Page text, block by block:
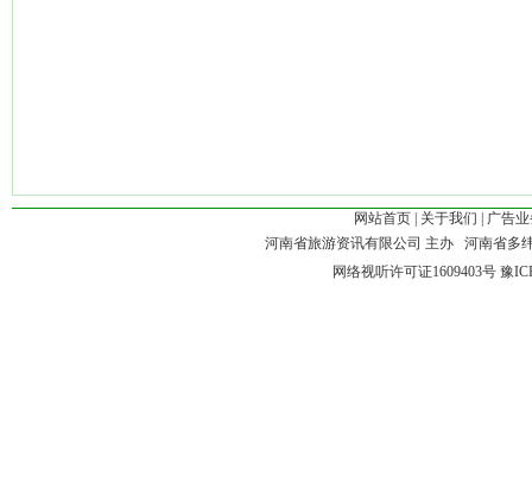
网站首页 关于我们
广告
河南省旅游资讯有限公司 主办 河南省多
网络视听许可证1609403号豫